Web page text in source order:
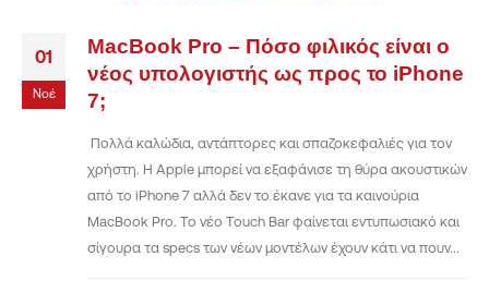
01
Νοέ
MacBook Pro – Πόσο φιλικός είναι ο
νέος υπολογιστής ως προς το iPhone
7;
Πολλά καλώδια, αντάπτορες και σπαζοκεφαλιές για τον
χρήστη. Η Apple μπορεί να εξαφάνισε τη θύρα ακουστικών
από το iPhone 7 αλλά δεν το έκανε για τα καινούρια
MacBook Pro. Το νέο Touch Bar φαίνεται εντυπωσιακό και
σίγουρα τα specs των νέων μοντέλων έχουν κάτι να πουν...